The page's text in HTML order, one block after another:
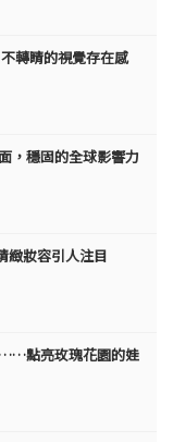
不轉睛的視覺存在感
，穩固的全球影響力
緻妝容引人注目
點亮玫瑰花園的娃